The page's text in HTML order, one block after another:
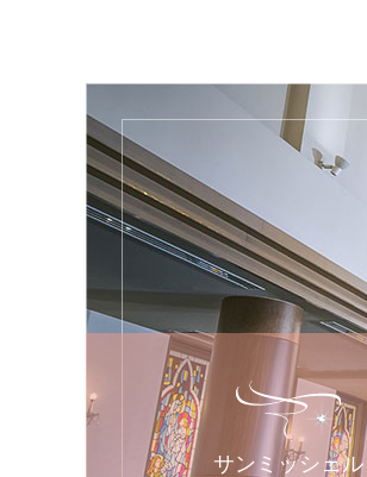
サンミッシェル